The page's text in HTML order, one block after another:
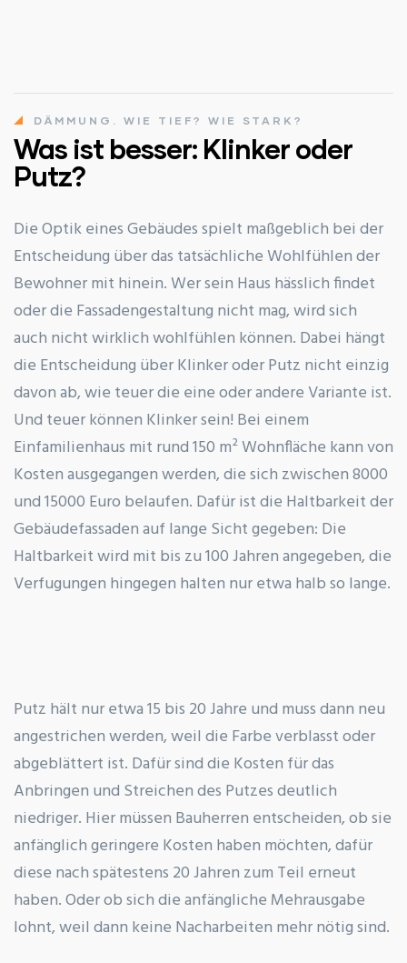
DÄMMUNG. WIE TIEF? WIE STARK?
Was ist besser: Klinker oder
Putz?
Die Optik eines Gebäudes spielt maßgeblich bei der
Entscheidung über das tatsächliche Wohlfühlen der
Bewohner mit hinein. Wer sein Haus hässlich findet
oder die Fassadengestaltung nicht mag, wird sich
auch nicht wirklich wohlfühlen können. Dabei hängt
die Entscheidung über Klinker oder Putz nicht einzig
davon ab, wie teuer die eine oder andere Variante ist.
Und teuer können Klinker sein! Bei einem
Einfamilienhaus mit rund 150 m² Wohnfläche kann von
Kosten ausgegangen werden, die sich zwischen 8000
und 15000 Euro belaufen. Dafür ist die Haltbarkeit der
Gebäudefassaden auf lange Sicht gegeben: Die
Haltbarkeit wird mit bis zu 100 Jahren angegeben, die
Verfugungen hingegen halten nur etwa halb so lange.
Putz hält nur etwa 15 bis 20 Jahre und muss dann neu
angestrichen werden, weil die Farbe verblasst oder
abgeblättert ist. Dafür sind die Kosten für das
Anbringen und Streichen des Putzes deutlich
niedriger. Hier müssen Bauherren entscheiden, ob sie
anfänglich geringere Kosten haben möchten, dafür
diese nach spätestens 20 Jahren zum Teil erneut
haben. Oder ob sich die anfängliche Mehrausgabe
lohnt, weil dann keine Nacharbeiten mehr nötig sind.